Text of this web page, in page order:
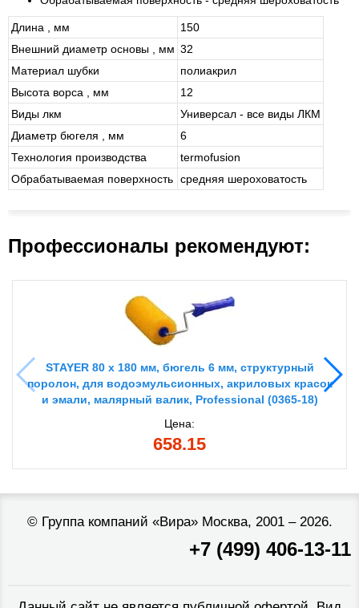
Длина , мм
150
Внешний диаметр основы , мм 32
Материал шубки
полиакрил
Высота ворса , мм
12
Виды лкм
Универсал - все виды ЛКМ
Диаметр бюгеля , мм
6
Технология производства
termofusion
Обрабатываемая поверхность средняя шероховатость
Профессионалы рекомендуют:
STAYER 80 х 180 мм, бюгель 6 мм, структурный
поролон, для водоэмульсионных, акриловых красок
и эмали, малярный валик, Professional (0365-18)
Цена:
658.15
© Группа компаний «Вира»Москва, 2001 – 2026.
+7 (499) 406-13-11